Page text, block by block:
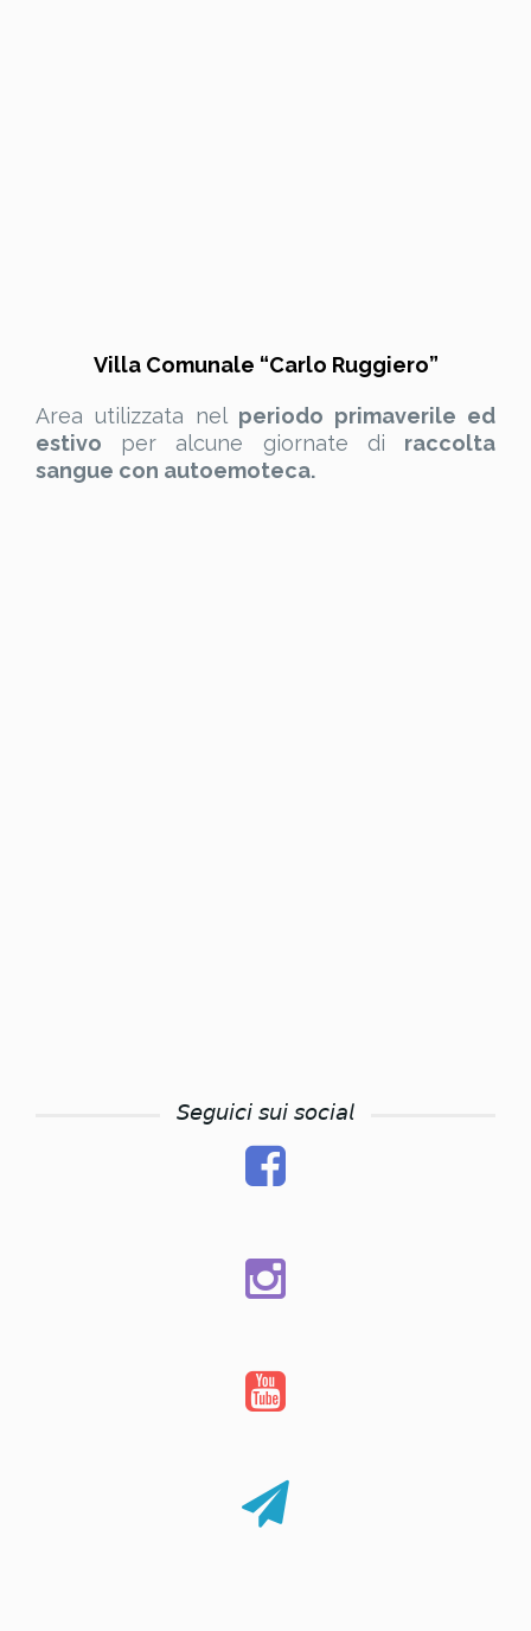
Villa Comunale “Carlo Ruggiero”
Area utilizzata nel periodo primaverile ed
estivo per alcune giornate di raccolta
sangue con autoemoteca.
𝘚𝘦𝘨𝘶𝘪𝘤𝘪 𝘴𝘶𝘪 𝘴𝘰𝘤𝘪𝘢𝘭